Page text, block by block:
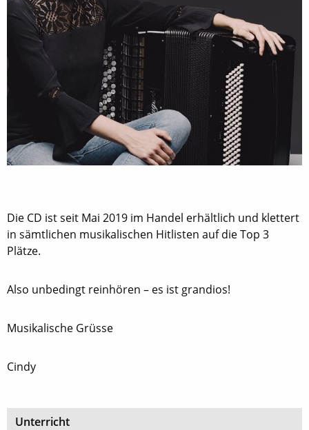
Unterricht
Die CD ist seit Mai 2019 im Handel erhältlich und klettert
in sämtlichen musikalischen Hitlisten auf die Top 3
Plätze.
Also unbedingt reinhören – es ist grandios!
Musikalische Grüsse
Cindy